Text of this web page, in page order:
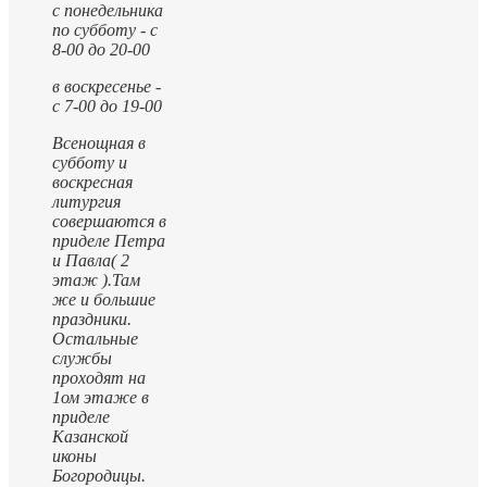
с понедельника
по субботу - с
8-00 до 20-00
в воскресенье -
с 7-00 до 19-00
Всенощная в
субботу и
воскресная
литургия
совершаются в
приделе Петра
и Павла( 2
этаж ).Там
же и большие
праздники.
Остальные
службы
проходят на
1ом этаже в
приделе
Казанской
иконы
Богородицы.